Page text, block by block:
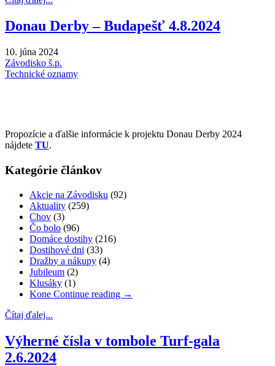
Donau Derby – Budapešť 4.8.2024
10. júna 2024
Závodisko š.p.
Technické oznamy
Propozície a ďalšie informácie k projektu Donau Derby 2024
nájdete TU.
Kategórie článkov
Akcie na Závodisku (92)
Aktuality (259)
Chov (3)
Čo bolo (96)
Domáce dostihy (216)
Dostihové dni (33)
Dražby a nákupy (4)
Jubileum (2)
Klusáky (1)
Kone Continue reading →
Čítaj ďalej...
Výherné čísla v tombole Turf-gala
2.6.2024